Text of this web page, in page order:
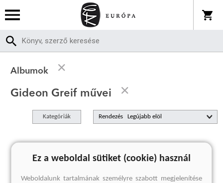
Albumok
Gideon Greif művei
Kategóriák Rendezés
A keresett kifejezésre nincs találat
Ez a weboldal sütiket (cookie) használ
Weboldalunk tartalmának személyre szabott megjelenítése